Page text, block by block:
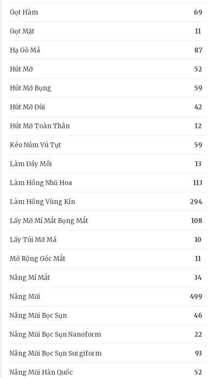
Gọt Hàm 69
Gọt Mặt 11
Hạ Gò Má 87
Hút Mỡ 52
Hút Mỡ Bụng 59
Hút Mỡ Đùi 42
Hút Mỡ Toàn Thân 12
Kéo Núm Vú Tụt 59
Làm Đầy Môi 13
Làm Hồng Nhũ Hoa 113
Làm Hồng Vùng Kín 294
Lấy Mỡ Mí Mắt Bọng Mắt 108
Lấy Túi Mỡ Má 10
Mở Rộng Góc Mắt 11
Nâng Mí Mắt 34
Nâng Mũi 499
Nâng Mũi Bọc Sụn 46
Nâng Mũi Bọc Sụn Nanoform 22
Nâng Mũi Bọc Sụn Surgiform 93
Nâng Mũi Hàn Quốc 52